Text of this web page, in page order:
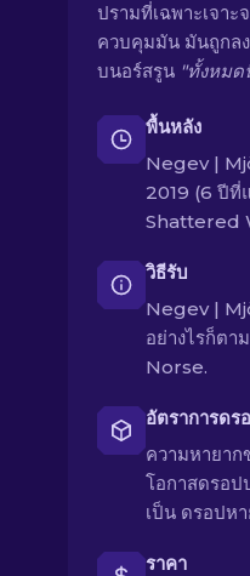
ปรามที่เฉพาะเจาะ
ควบคุมมัน มันถูกล
บนอร์สรูน "ทั้งหมด
พื้นหลัง
Negev |
2019 (6 ปีที่
Shattered
วิธีรับ
Negev |
อย่างไรก็ตา
Norse.
อัตราการดร
ความหายา
โอกาสดรอป
เป็น ดรอปหา
ราคา